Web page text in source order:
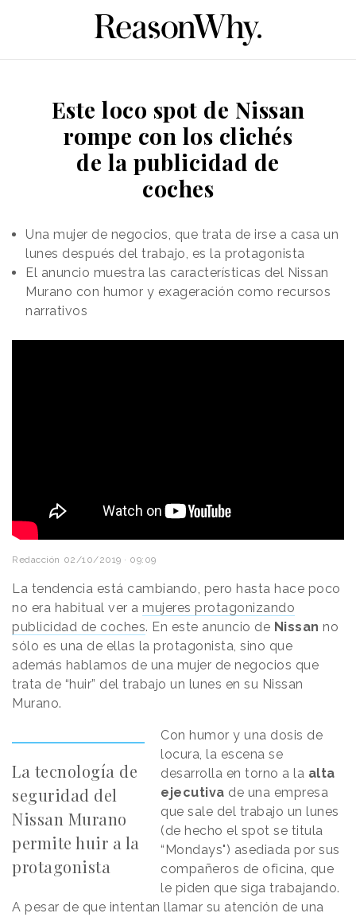
Este loco spot de Nissan
rompe con los clichés
de la publicidad de
coches
Una mujer de negocios, que trata de irse a casa un
lunes después del trabajo, es la protagonista
El anuncio muestra las características del Nissan
Murano con humor y exageración como recursos
narrativos
Redacción 02/10/2019 · 09:09
La tendencia está cambiando, pero hasta hace poco
no era habitual ver a mujeres protagonizando
publicidad de coches. En este anuncio de Nissan no
sólo es una de ellas la protagonista, sino que
además hablamos de una mujer de negocios que
trata de “huir” del trabajo un lunes en su Nissan
Murano.
La tecnología de
seguridad del
Nissan Murano
permite huir a la
protagonista
Con humor y una dosis de
locura, la escena se
desarrolla en torno a la alta
ejecutiva de una empresa
que sale del trabajo un lunes
(de hecho el spot se titula
“Mondays") asediada por sus
compañeros de oficina, que
le piden que siga trabajando.
A pesar de que intentan llamar su atención de una